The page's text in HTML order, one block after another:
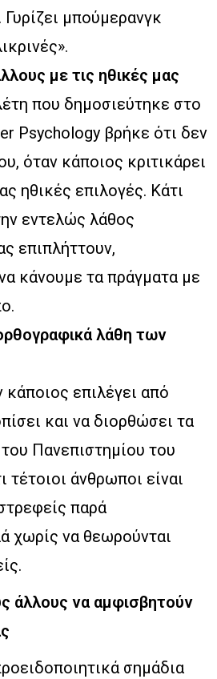
Γυρίζει μπούμερανγκ
με τις ηθικές μας
που δημοσιεύτηκε στο
Psychology βρήκε ότι δεν
όταν κάποιος κριτικάρει
ηθικές επιλογές. Κάτι
εντελώς λάθος
επιπλήττουν,
κάνουμε τα πράγματα με
λάθη των
επιλέγει από
και να διορθώσει τα
Πανεπιστημίου του
τέτοιοι άνθρωποι είναι
παρά
χωρίς να θεωρούνται
άλλους να αμφισβητούν
σημάδια